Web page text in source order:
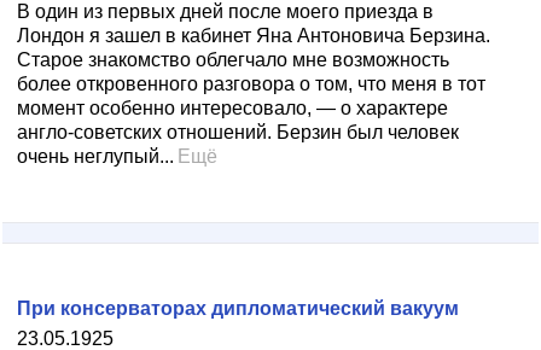
В один из первых дней после моего приезда в
Лондон я зашел в кабинет Яна Антоновича Берзина.
Старое знакомство облегчало мне возможность
более откровенного разговора о том, что меня в тот
момент особенно интересовало, — о характере
англо-советских отношений. Берзин был человек
очень неглупый... Ещё
23.05.1925
При консерваторах дипломатический вакуум